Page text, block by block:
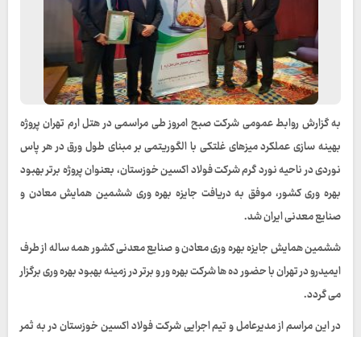
به گزارش روابط عمومی شرکت صبح امروز طی مراسمی در هتل ارم تهران پروژه
بهینه سازی عملکرد میزهای غلتکی با الگوریتمی بر مبنای طول ورق در هر پاس
نوردی در ناحیه نورد گرم شرکت فولاد اکسین خوزستان، بعنوان پروژه برتر بهبود
بهره وری کشور، موفق به دریافت جایزه بهره وری ششمین همایش معادن و
صنایع معدنی ایران شد.
ششمین همایش جایزه بهره وری معادن و صنایع معدنی کشور همه ساله از طرف
ایمیدرو در تهران با حضور ده ها شرکت بهره ور و برتر در زمینه بهبود بهره وری برگزار
می گردد.
در این مراسم از مدیرعامل و تیم اجرایی شرکت فولاد اکسین خوزستان در به ثمر